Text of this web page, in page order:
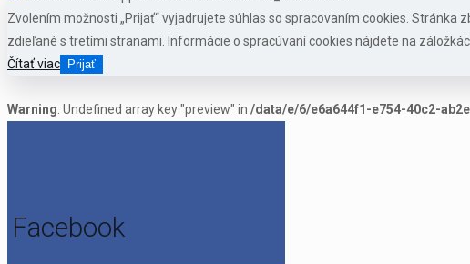
Zvolením možnosti „Prijať“ vyjadrujete súhlas so spracovaním cookies.
zdieľané s tretími stranami. Informácie o spracúvaní cookies nájdete na
Čítať viac
Prijať
Warning: Undefined array key "preview" in /data/e/6/e6a644f1-e754-40c2-
Facebook